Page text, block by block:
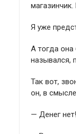
Я уже
А тогда
назывался,
Так вот,
он, в
— Денег нет!